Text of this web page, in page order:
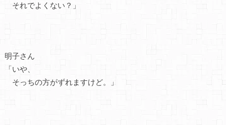
それでよくない？」
明子さん
「いや、
そっちの方がずれますけど。」